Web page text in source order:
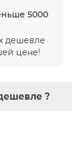
5000
дешевле
цене!
?